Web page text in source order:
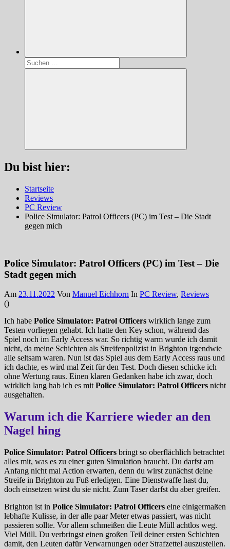
Suchen
nach:
Suchen
Du bist hier:
Startseite
Reviews
PC Review
Police Simulator: Patrol Officers (PC) im Test – Die Stadt
gegen mich
Police Simulator: Patrol Officers (PC) im Test – Die
Stadt gegen mich
Am 23.11.2022 Von Manuel Eichhorn In PC Review, Reviews
()
Ich habe Police Simulator: Patrol Officers wirklich lange zum
Testen vorliegen gehabt. Ich hatte den Key schon, während das
Spiel noch im Early Access war. So richtig warm wurde ich damit
nicht, da meine Schichten als Streifenpolizist in Brighton irgendwie
alle seltsam waren. Nun ist das Spiel aus dem Early Access raus und
ich dachte, es wird mal Zeit für den Test. Doch diesen schicke ich
ohne Wertung raus. Einen klaren Gedanken habe ich zwar, doch
wirklich lang hab ich es mit Police Simulator: Patrol Officers nicht
ausgehalten.
Warum ich die Karriere wieder an den
Nagel hing
Police Simulator: Patrol Officers bringt so oberflächlich betrachtet
alles mit, was es zu einer guten Simulation braucht. Du darfst am
Anfang nicht mal Action erwarten, denn du wirst zunächst deine
Streife in Brighton zu Fuß erledigen. Eine Dienstwaffe hast du,
doch einsetzen wirst du sie nicht. Zum Taser darfst du aber greifen.
Brighton ist in Police Simulator: Patrol Officers eine einigermaßen
lebhafte Kulisse, in der alle paar Meter etwas passiert, was nicht
passieren sollte. Vor allem schmeißen die Leute Müll achtlos weg.
Viel Müll. Du verbringst einen großen Teil deiner ersten Schichten
damit, den Leuten dafür Verwarnungen oder Strafzettel auszustellen.